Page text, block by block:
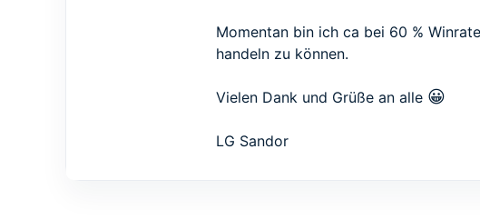
Momentan bin ich ca bei 60 %
handeln zu können.
Vielen Dank und Grüße an alle 😀
LG Sandor